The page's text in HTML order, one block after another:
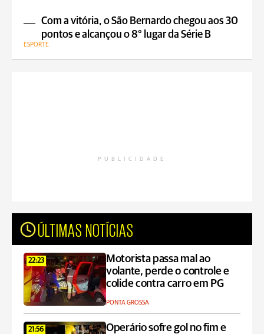
Com a vitória, o São Bernardo chegou aos 30
pontos e alcançou o 8° lugar da Série B
ESPORTE
PUBLICIDADE
ÚLTIMAS NOTÍCIAS
22:23
Motorista passa mal ao
volante, perde o controle e
colide contra carro em PG
PONTA GROSSA
21:56
Operário sofre gol no fim e